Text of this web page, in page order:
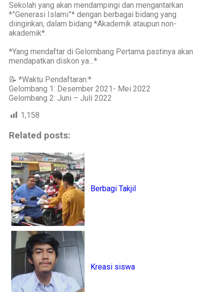
Sekolah yang akan mendampingi dan mengantarkan
*”Generasi Islami”* dengan berbagai bidang yang
diinginkan, dalam bidang *Akademik ataupun non-
akademik*.
*Yang mendaftar di Gelombang Pertama pastinya akan
mendapatkan diskon ya…*
📝 *Waktu Pendaftaran:*
Gelombang 1: Desember 2021- Mei 2022
Gelombang 2: Juni – Juli 2022
1,158
Related posts:
Berbagi Takjil
Kreasi siswa